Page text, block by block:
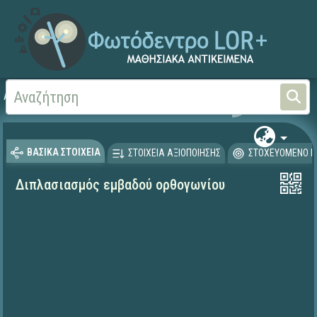
Αρχική
ΒΑΣΙΚΑ ΣΤΟΙΧΕΙΑ ΣΤΟΙΧΕΙΑ ΑΞΙΟΠΟΙΗΣΗΣ ΣΤΟΧΕΥΟΜΕΝΟ
Διπλασιασμός εμβαδού ορθογωνίου